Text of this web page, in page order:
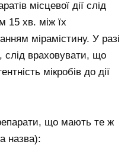
місцевої дії слід
15 хв. між їх
мірамістину. У разі
слід враховувати, що
мікробів до дії
що мають те ж
назва):